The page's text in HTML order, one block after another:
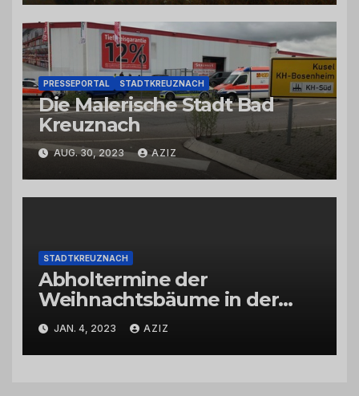
PRESSEPORTAL STADTKREUZNACH
Die Malerische Stadt Bad
Kreuznach
AUG. 30, 2023 AZIZ
STADTKREUZNACH
Abholtermine der
Weihnachtsbäume in der
Kernstadt und in den
Stadtteilen
JAN. 4, 2023 AZIZ